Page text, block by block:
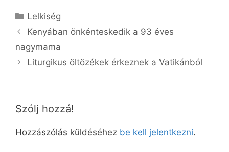
Kategória
Lelkiség
Kenyában önkénteskedik a 93 éves
nagymama
Liturgikus öltözékek érkeznek a Vatikánból
Szólj hozzá!
Hozzászólás küldéséhez be kell jelentkezni.